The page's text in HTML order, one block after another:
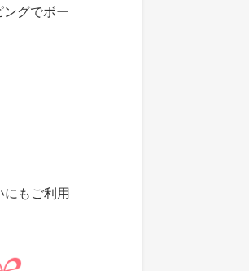
グでボー
もご利用